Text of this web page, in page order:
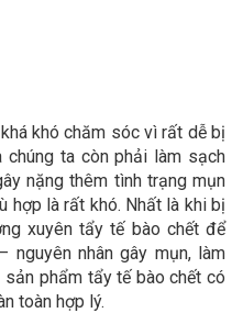
khó chăm sóc vì rất dễ bị
ta còn phải làm sạch
nặng thêm tình trạng mụn
hợp là rất khó. Nhất là khi bị
xuyên tẩy tế bào chết để
nhân gây mụn, làm
phẩm tẩy tế bào chết có
toàn hợp lý.